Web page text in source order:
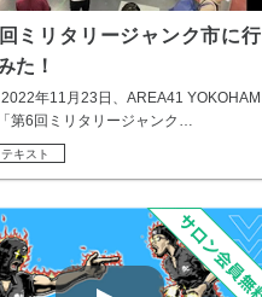
ミリタリージャンク市に行
た！
年11月23日、AREA41 YOKOHAM
第6回ミリタリージャンク…
テキスト